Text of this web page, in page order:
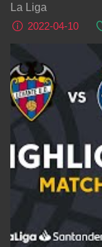
La Liga
2022-04-10